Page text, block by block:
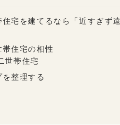
宅を建てるなら「近すぎず
住宅の相性
世帯住宅
整理する
める動線計画